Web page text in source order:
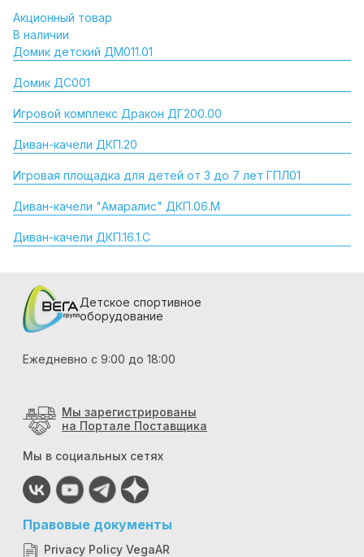
Акционный товар
В наличии
Домик детский ДМ011.01
Домик ДС001
Игровой комплекс Дракон ДГ200.00
Диван-качели ДКП.20
Игровая площадка для детей от 3 до 7 лет ГПЛ01
Диван-качели "Амаралис" ДКП.06.М
Диван-качели ДКП.16.1.С
Детское спортивное
оборудование
Ежедневно с 9:00 до 18:00
Мы зарегистрированы
на Портале Поставщика
Мы в социальных сетях
Правовые документы
Privacy Policy VegaAR